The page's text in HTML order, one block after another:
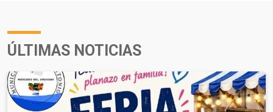
ÚLTIMAS NOTICIAS